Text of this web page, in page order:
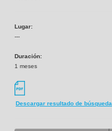
Lugar:
---
Duración:
1 meses
Descargar resultado de búsqueda